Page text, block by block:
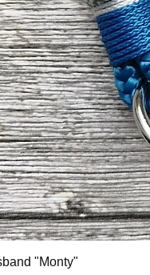
"Monty"